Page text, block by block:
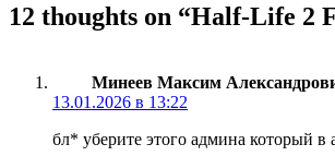
12 thoughts on “Half-Life 2
Минеев Максим
13.01.2026 в 13:22
бл* уберите этого админа который